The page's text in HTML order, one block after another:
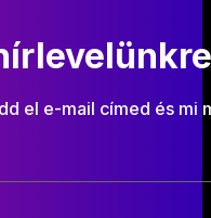
el e-mail címed és